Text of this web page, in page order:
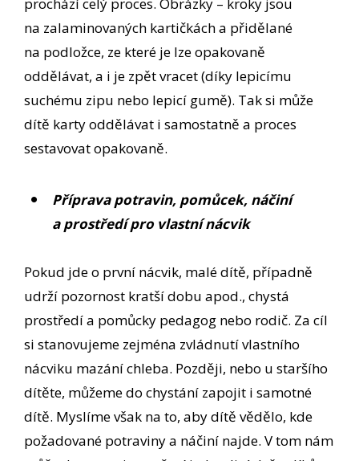
na zalaminovaných kartičkách a přidělané
na podložce, ze které je lze opakovaně
oddělávat, a i je zpět vracet (díky lepicímu
suchému zipu nebo lepicí gumě). Tak si může
dítě karty oddělávat i samostatně a proces
sestavovat opakovaně.
Příprava potravin, pomůcek, náčiní
a prostředí pro vlastní nácvik
Pokud jde o první nácvik, malé dítě, případně
udrží pozornost kratší dobu apod., chystá
prostředí a pomůcky pedagog nebo rodič. Za cíl
si stanovujeme zejména zvládnutí vlastního
nácviku mazání chleba. Později, nebo u staršího
dítěte, můžeme do chystání zapojit i samotné
dítě. Myslíme však na to, aby dítě vědělo, kde
požadované potraviny a náčiní najde. V tom nám